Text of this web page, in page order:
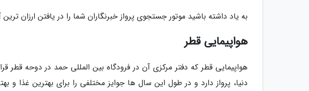
به یاد داشته باشید موتور جستجوی پرواز خبرنگاران شما را در یافتن ارزان
هواپیمایی قطر
دنیا، پرواز دارد و در طول این سال ها جوایز مختلفی را برای بهترین